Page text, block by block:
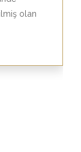
olan